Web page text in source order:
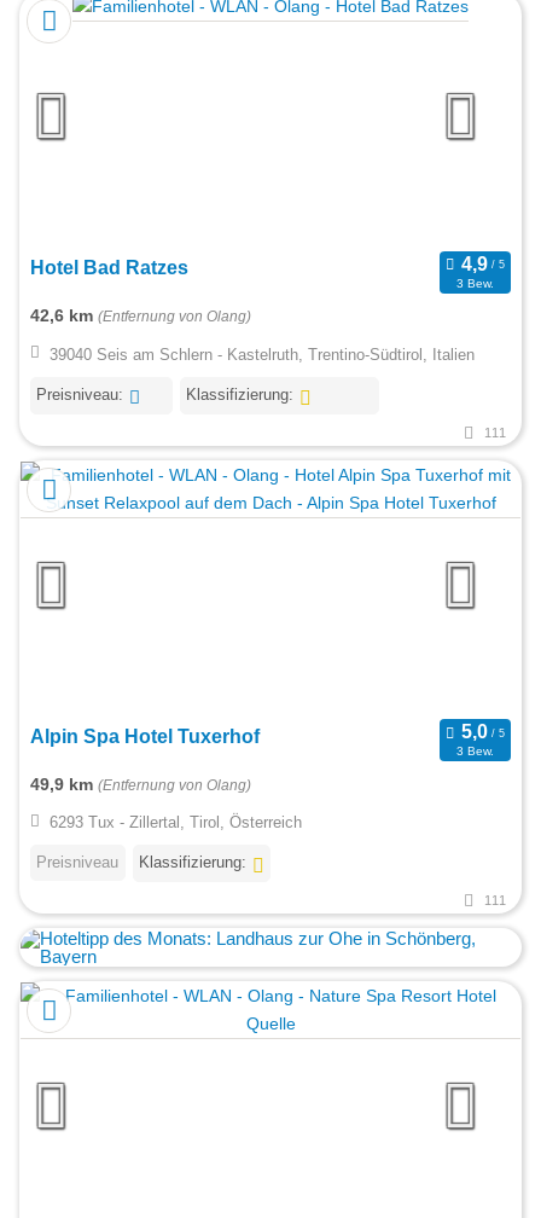
Hotel Bad Ratzes
3 Bew.
42,6 km (Entfernung von Olang)
39040 Seis am Schlern - Kastelruth, Trentino-Südtirol, Italien
Preisniveau: Klassifizierung:
111
Alpin Spa Hotel Tuxerhof
3 Bew.
49,9 km (Entfernung von Olang)
6293 Tux - Zillertal, Tirol, Österreich
Preisniveau Klassifizierung:
111